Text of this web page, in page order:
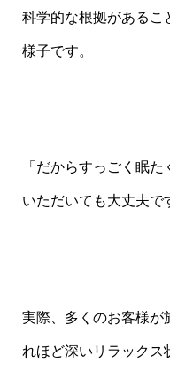
科学的な根拠があるこ
様子です。
「だからすっごく眠
いただいても大丈夫で
実際、多くのお客様が
れほど深いリラックス